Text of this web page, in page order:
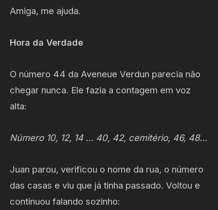
Amiga, me ajuda.
Hora da Verdade
O número 44 da Aveneue Verdun parecia não
chegar nunca. Ele fazia a contagem em voz
alta:
Número 10, 12, 14 … 40, 42, cemitério, 46, 48…
Juan parou, verificou o nome da rua, o número
das casas e viu que já tinha passado. Voltou e
continuou falando sozinho: